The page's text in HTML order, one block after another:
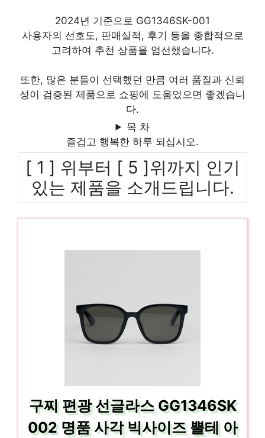
2024년 기준으로 GG1346SK-001
사용자의 선호도, 판매실적, 후기 등을 종합적으로
고려하여 추천 상품을 엄선했습니다.
또한, 많은 분들이 선택했던 만큼 여러 품질과 신뢰
성이 검증된 제품으로 쇼핑에 도움었으면 좋겠습니
다.
목 차
즐겁고 행복한 하루 되십시오.
[ 1 ] 위부터 [ 5 ]위까지 인기
있는 제품을 소개드립니다.
구찌 편광 선글라스 GG1346SK
002 명품 사각 빅사이즈 뿔테 아